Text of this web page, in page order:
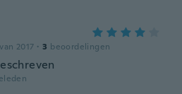
2017 · 3 beoordelingen